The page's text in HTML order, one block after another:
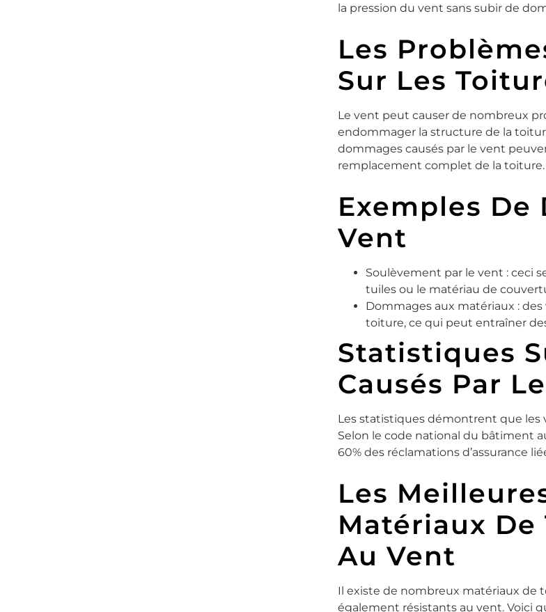
la pression du vent sans subir de
Les
Sur Les
Le vent peut causer de nombreux
endommager la structure de la
dommages causés par le vent
remplacement complet de la toiture.
Exemples De
Vent
Soulèvement par le vent : ceci
tuiles ou le matériau de
Dommages aux matériaux :
toiture, ce qui peut entraîner
Statistiques
Causés Par
Les statistiques démontrent que les
Selon le code national du bâtiment
60% des réclamations d’assurance
Les
Matériaux
Au Vent
Il existe de nombreux matériaux de
également résistants au vent. Voici